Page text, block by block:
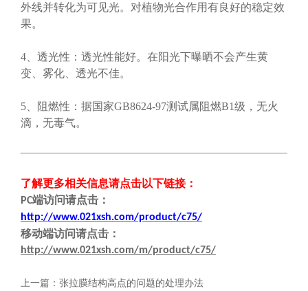
外线并转化为可见光。对植物光合作用有良好的稳定效
果。
4、透光性：透光性能好。在阳光下曝晒不会产生黄
变、雾化、透光不佳。
5、阻燃性：据国家GB8624-97测试属阻燃B1级，无火
滴，无毒气。
了解更多相关信息请点击以下链接：
PC端访问请点击 ：
http://www.021xsh.com/product/c75/
移动端访问请点击 ：
http://www.021xsh.com/m/product/c75/
上一篇： 张拉膜结构高点的问题的处理办法